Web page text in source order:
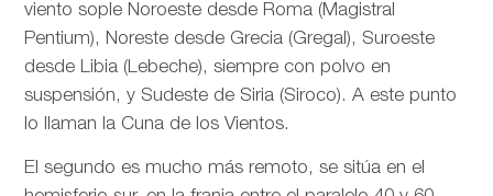
viento sople Noroeste desde Roma (Magistral
Pentium), Noreste desde Grecia (Gregal), Suroeste
desde Libia (Lebeche), siempre con polvo en
suspensión, y Sudeste de Siria (Siroco). A este punto
lo llaman la Cuna de los Vientos.
El segundo es mucho más remoto, se sitúa en el